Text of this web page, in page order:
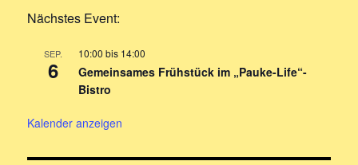
Nächstes Event:
SEP.
6
10:00 bis 14:00
Gemeinsames Frühstück im „Pauke-Life“-
Bistro
Kalender anzeigen